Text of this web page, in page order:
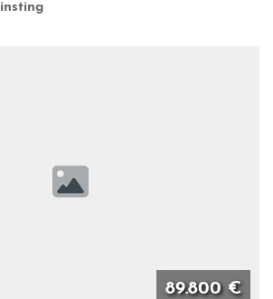
89.800 €